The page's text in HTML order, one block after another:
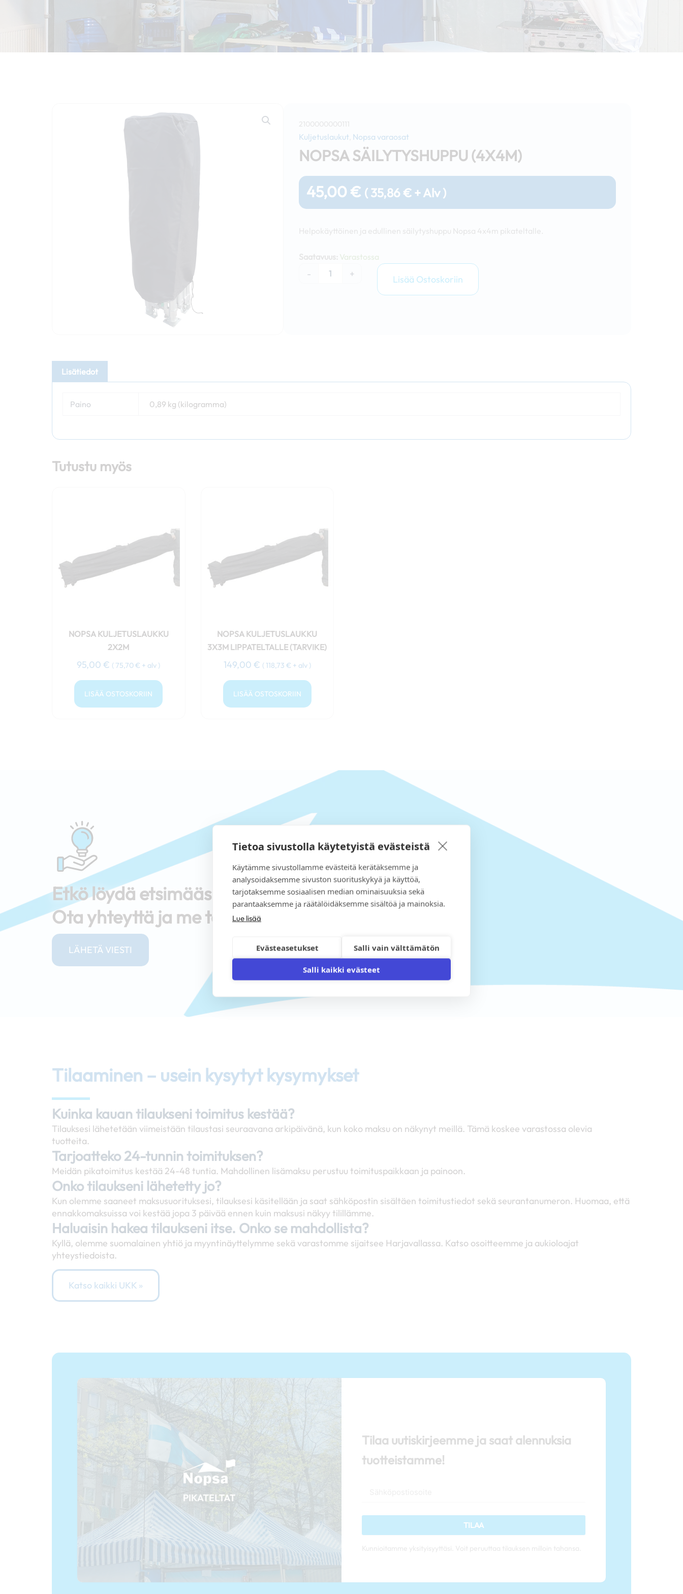
Tietoa sivustolla käytetyistä evästeistä
Käytämme sivustollamme evästeitä kerätäksemme ja
analysoidaksemme sivuston suorituskykyä ja käyttöä,
tarjotaksemme sosiaalisen median ominaisuuksia sekä
parantaaksemme ja räätälöidäksemme sisältöä ja mainoksia.
Lue lisää
Evästeasetukset Salli vain välttämätön
Salli kaikki evästeet
2100000000111
Kuljetuslaukut, Nopsa varaosat
NOPSA SÄILYTYSHUPPU (4X4M)
45,00 € ( 35,86 € + Alv )
Helpokäyttöinen ja edullinen säilytyshuppu Nopsa 4x4m pikateltalle.
Saatavuus: Varastossa
-
säilytyshuppu
(4x4m)
määrä
+ Lisää Ostoskoriin
Lisätiedot
Paino 0,89 kg (kilogramma)
Tutustu myös
NOPSA KULJETUSLAUKKU
2X2M
95,00€ (75,70 € + alv )
LISÄÄ OSTOSKORIIN
NOPSA KULJETUSLAUKKU
3X3M LIPPATELTALLE (TARVIKE)
149,00 € (118,73 € + alv )
LISÄÄ OSTOSKORIIN
Etkö löydä etsimääsi kaupastamme?
Ota yhteyttä ja me tarjoamme ratkaisun tarpeisiisi!
LÄHETÄ VIESTI
Tilaaminen – usein kysytyt kysymykset
Kuinka kauan tilaukseni toimitus kestää?
Tilauksesi lähetetään viimeistään tilaustasi seuraavana arkipäivänä, kun koko maksu on näkynyt meillä. Tämä koskee varastossa olevia
tuotteita.
Tarjoatteko 24-tunnin toimituksen?
Meidän pikatoimitus kestää 24-48 tuntia. Mahdollinen lisämaksu perustuu toimituspaikkaan ja painoon.
Onko tilaukseni lähetetty jo?
Kun olemme saaneet maksusuorituksesi, tilauksesi käsitellään ja saat sähköpostin sisältäen toimitustiedot sekä seurantanumeron. Huomaa, että
ennakkomaksuissa voi kestää jopa 3 päivää ennen kuin maksusi näkyy tilillämme.
Haluaisin hakea tilaukseni itse. Onko se mahdollista?
Kyllä, olemme suomalainen yhtiö ja myyntinäyttelymme sekä varastomme sijaitsee Harjavallassa. Katso osoitteemme ja aukioloajat
yhteystiedoista.
Katso kaikki UKK »
Tilaa uutiskirjeemme ja saat alennuksia
tuotteistamme!
TILAA